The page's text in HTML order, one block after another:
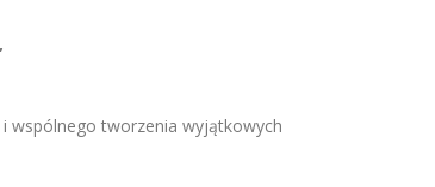
wspólnego tworzenia wyjątkowych